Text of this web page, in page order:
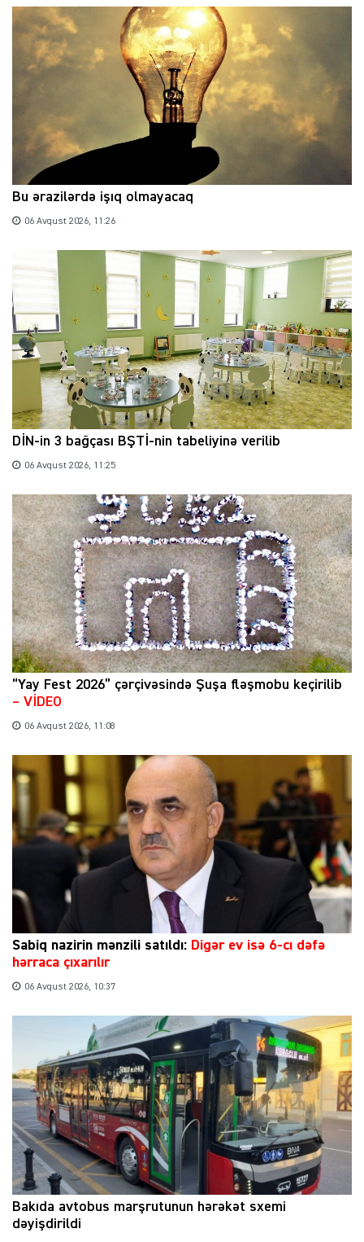
Bu ərazilərdə işıq olmayacaq
06 Avqust 2026, 11:26
DİN-in 3 bağçası BŞTİ-nin tabeliyinə verilib
06 Avqust 2026, 11:25
“Yay Fest 2026” çərçivəsində Şuşa fləşmobu keçirilib
– VİDEO
06 Avqust 2026, 11:08
Sabiq nazirin mənzili satıldı: Digər ev isə 6-cı dəfə
hərraca çıxarılır
06 Avqust 2026, 10:37
Bakıda avtobus marşrutunun hərəkət sxemi
dəyişdirildi